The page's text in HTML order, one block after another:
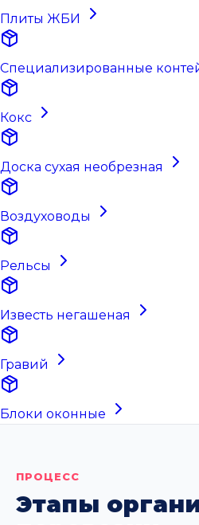
Плиты ЖБИ
Специализированные
Кокс
Доска сухая необрезная
Воздуховоды
Рельсы
Известь негашеная
Гравий
Блоки оконные
ПРОЦЕСС
Этапы